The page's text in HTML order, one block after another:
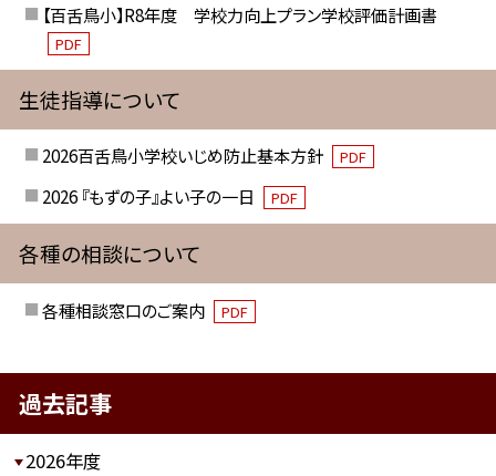
【百舌鳥小】R8年度 学校力向上プラン学校評価計画書
PDF
生徒指導について
2026百舌鳥小学校いじめ防止基本方針 PDF
2026 『もずの子』よい子の一日 PDF
各種の相談について
各種相談窓口のご案内 PDF
過去記事
2026年度